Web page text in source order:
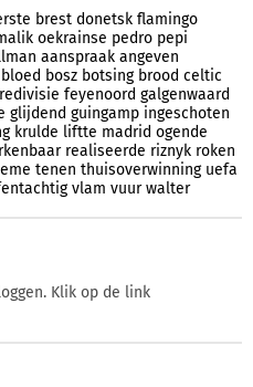
brest donetsk flamingo
oekrainse pedro pepi
aanspraak angeven
bloed bosz botsing brood celtic
feyenoord galgenwaard
glijdend guingamp ingeschoten
krulde liftte madrid ogende
realiseerde riznyk roken
tenen thuisoverwinning uefa
vlam vuur walter
Klik op de link